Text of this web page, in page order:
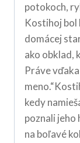
potokoch,
Kostihoj bol
domácej
ako obklad,
Práve
kedy
poznali jeho
na boľavé